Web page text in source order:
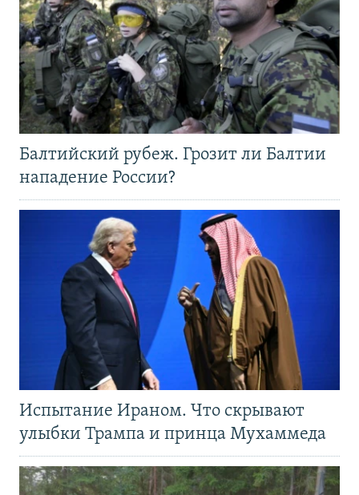
Балтийский рубеж. Грозит ли Балтии
нападение России?
Испытание Ираном. Что скрывают
улыбки Трампа и принца Мухаммеда